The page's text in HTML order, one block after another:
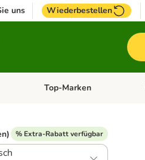
uns Wiederbestellen
öffnen: Vogel
Kategorie-Menü öffnen: Pferd
Top-Marken
% Extra-Rabatt verfügbar